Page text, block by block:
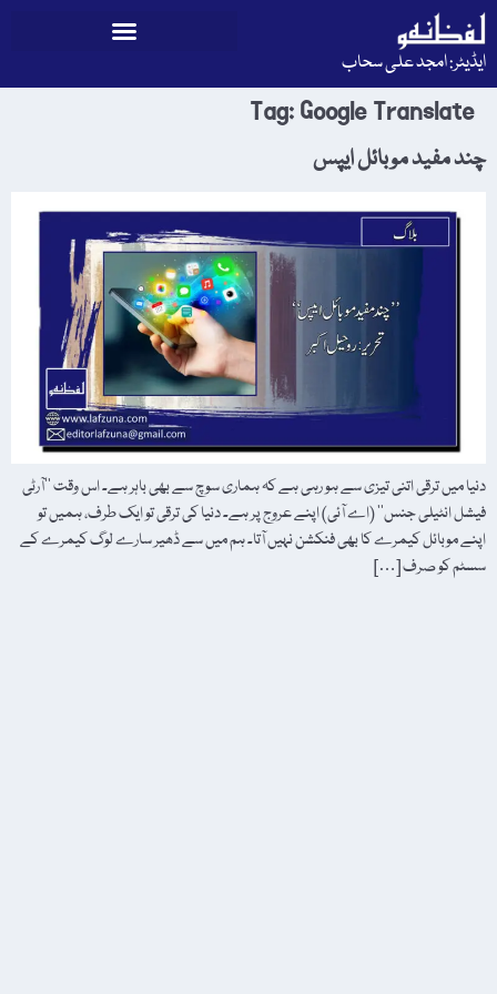
ایڈیٹر: امجد علی سحاب
Tag:Google Translate
چند مفید موبائل ایپس
دنیا میں ترقی اتنی تیزی سے ہو رہی ہے کہ ہماری سوچ سے بھی باہر ہے۔ اس وقت ’’آرٹی
فیشل انٹیلی جنس‘‘ (اے آئی) اپنے عروج پر ہے۔ دنیا کی ترقی تو ایک طرف، ہمیں تو
اپنے موبائل کیمرے کا بھی فنکشن نہیں آتا۔ ہم میں سے ڈھیر سارے لوگ کیمرے کے
سسٹم کو صرف […]